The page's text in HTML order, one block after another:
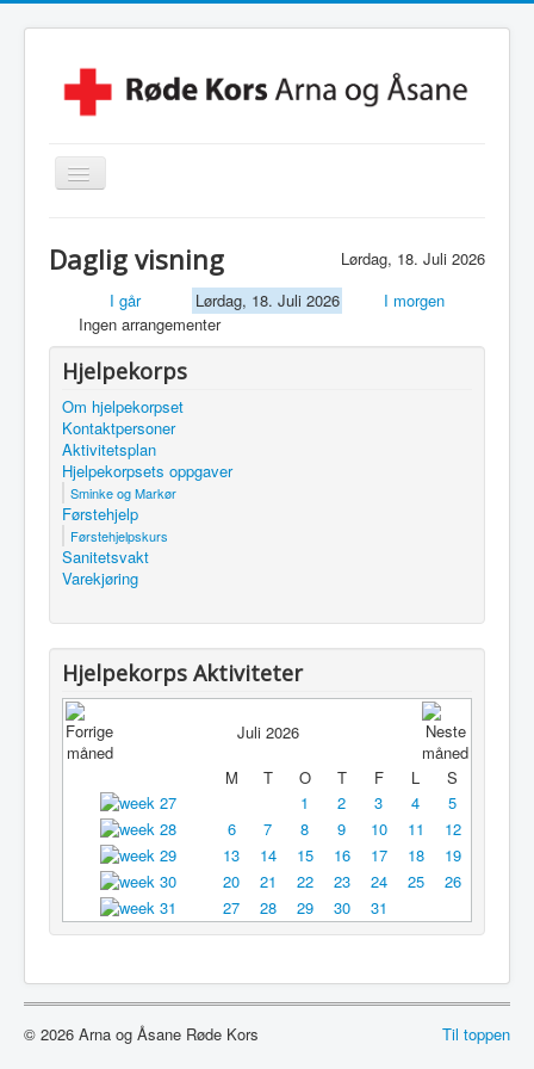
Skjul/Vis
navigasjon
Lokalforening
Leksehjelpen
Beredskapsvakt
Besøkstjenesten
Kontakt Oss
Linker
Utleie
Daglig visning
Lørdag, 18. Juli 2026
I går
Lørdag, 18. Juli 2026
I morgen
Ingen arrangementer
Hjelpekorps
Om hjelpekorpset
Kontaktpersoner
Aktivitetsplan
Hjelpekorpsets oppgaver
Sminke og Markør
Førstehjelp
Førstehjelpskurs
Sanitetsvakt
Varekjøring
Hjelpekorps Aktiviteter
Juli 2026
M
T O T F L
S
1
2 3 4
5
6
7 8 9 10 11
12
13
14 15 16 17 18
19
20
21 22 23 24 25
26
27
28 29 30 31
Til toppen
© 2026 Arna og Åsane Røde Kors